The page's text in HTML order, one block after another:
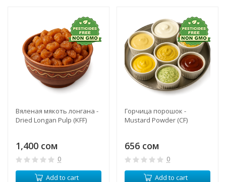
Вяленая мякоть лонгана -
Dried Longan Pulp (KFF)
1,400 сом
0
Add to cart
Горчица порошок -
Mustard Powder (CF)
656 сом
0
Add to cart